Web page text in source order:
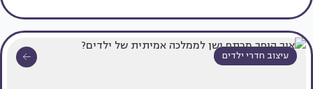
עיצוב חדרי ילדים